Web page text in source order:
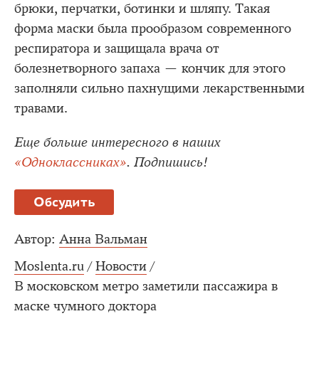
брюки, перчатки, ботинки и шляпу. Такая
форма маски была прообразом современного
респиратора и защищала врача от
болезнетворного запаха — кончик для этого
заполняли сильно пахнущими лекарственными
травами.
Еще больше интересного в наших
«Одноклассниках». Подпишись!
Обсудить
Автор: Анна Вальман
Moslenta.ru / Новости /
В московском метро заметили пассажира в
маске чумного доктора